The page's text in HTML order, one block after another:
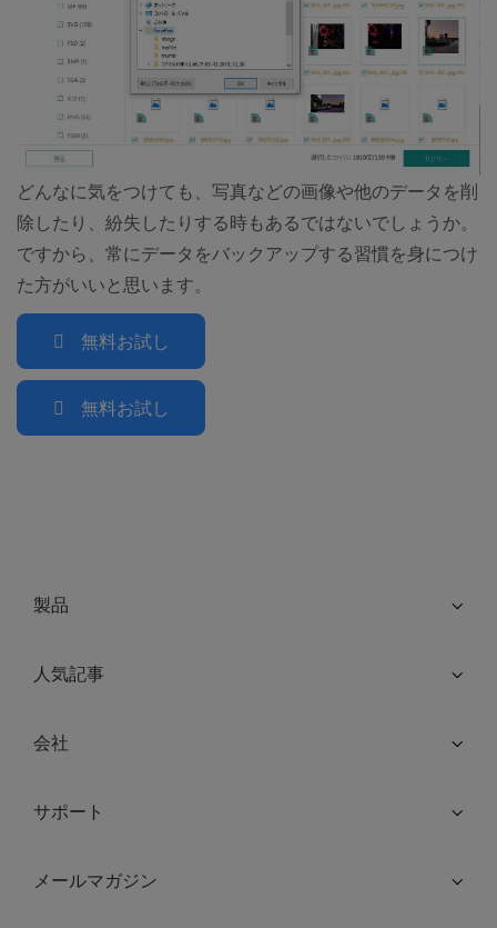
どんなに気をつけても、写真などの画像や他のデータを削
除したり、紛失したりする時もあるではないでしょうか。
ですから、常にデータをバックアップする習慣を身につけ
た方がいいと思います。
無料お試し
無料お試し
製品
人気記事
会社
サポート
メールマガジン